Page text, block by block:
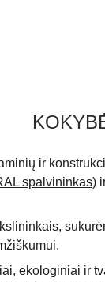
ir
spalvininkas)
ekologiniai ir